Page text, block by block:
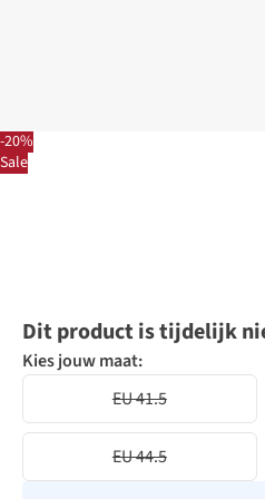
-20%
Sale
Dit product is tijdelijk
Kies jouw maat:
EU 41.5
EU 44.5